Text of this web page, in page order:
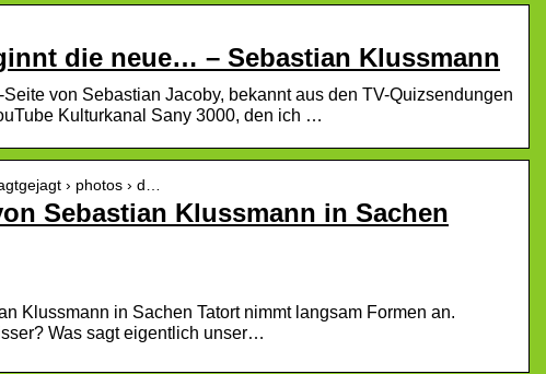
die neue… – Sebastian Klussmann
von Sebastian Jacoby, bekannt aus den TV-Quizsendungen
Kulturkanal Sany 3000, den ich …
› photos › d…
Sebastian Klussmann in Sachen
Klussmann in Sachen Tatort nimmt langsam Formen an.
Was sagt eigentlich unser…